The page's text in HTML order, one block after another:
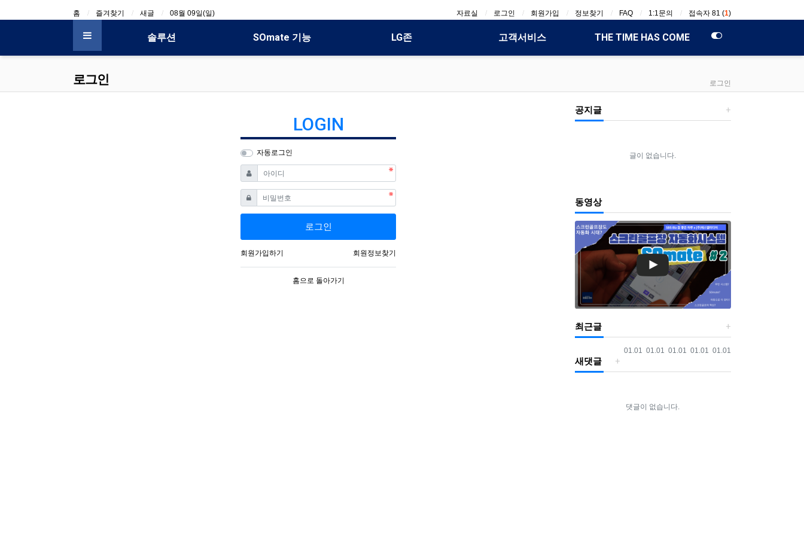
홈 즐겨찾기 새글 08월 09일(일) 자료실 로그인 회원가입 정보찾기 FAQ 1:1문의 접속자 81 (1)
솔루션 SOmate 기능 LG존 고객서비스 THE TIME HAS COME
로그인
로그인
LOGIN
자동로그인
아이디 필수
비밀번호필수
로그인
회원가입하기 회원정보찾기
홈으로 돌아가기
공지글
글이 없습니다.
동영상
최근글
등록일
01.01
등록일
01.01
등록일
01.01
등록일
01.01
등록일
01.01
새댓글
댓글이 없습니다.